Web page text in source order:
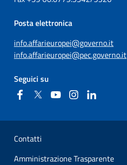
Posta elettronica
info.affarieuropei@governo.it
info.affarieuropei@pec.governo.it
Seguici su
FacebookTwitter YouTubeInstagram
Sezione Link Utili
Contatti
Amministrazione Trasparente